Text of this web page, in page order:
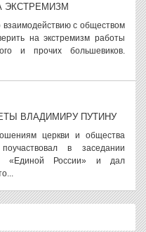
ЭКСТРЕМИЗМ
с обществом
на экстремизм работы
и прочих большевиков.
ВЛАДИМИРУ ПУТИНУ
церкви и общества
в заседании
«Единой России» и дал